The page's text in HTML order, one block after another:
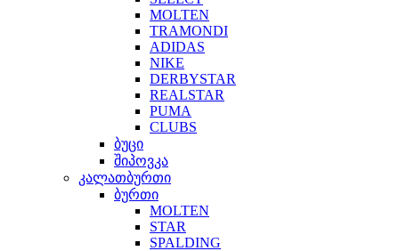
MOLTEN
TRAMONDI
ADIDAS
NIKE
DERBYSTAR
REALSTAR
PUMA
CLUBS
ბუცი
შიპოვკა
კალათბურთი
ბურთი
MOLTEN
STAR
SPALDING